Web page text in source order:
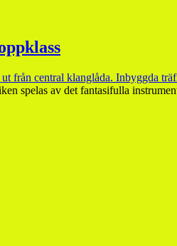
spelas av det fantasifulla